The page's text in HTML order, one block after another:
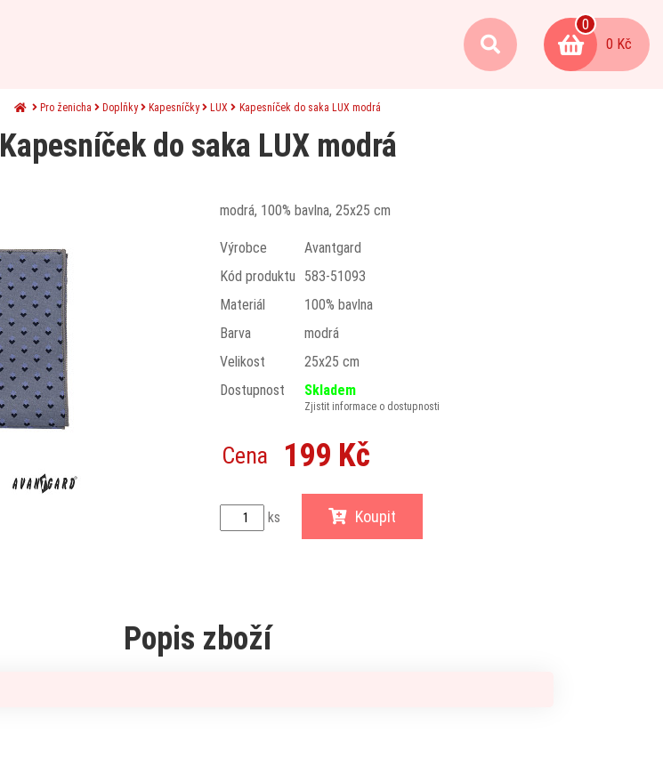
0
0 Kč
Pro ženicha Doplňky Kapesníčky LUX Kapesníček do saka LUX modrá
Kapesníček do saka LUX modrá
modrá, 100% bavlna, 25x25 cm
Výrobce
Avantgard
Kód produktu
583-51093
Materiál
100% bavlna
Barva
modrá
Velikost
25x25 cm
Dostupnost
Skladem
Zjistit informace o dostupnosti
Cena 199 Kč
ks Koupit
Popis zboží